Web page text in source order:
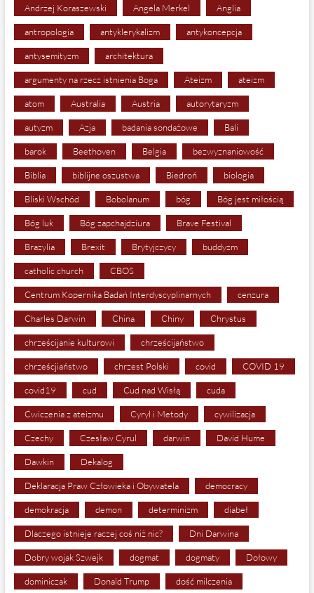
Andrzej Koraszewski Angela Merkel Anglia
antropologia antyklerykalizm antykoncepcja
antysemityzm architektura
argumenty na rzecz istnienia Boga Ateizm ateizm
atom Australia Austria autorytaryzm
autyzm Azja badania sondażowe Bali
barok Beethoven Belgia bezwyznaniowość
Biblia biblijne oszustwa Biedroń biologia
Bliski Wschód Bobolanum bóg Bóg jest miłością
Bóg luk Bóg zapchajdziura Brave Festival
Brazylia Brexit Brytyjczycy buddyzm
catholic church CBOS
Centrum Kopernika Badań Interdyscyplinarnych cenzura
Charles Darwin China Chiny Chrystus
chrześcijanie kulturowi chrześcijaństwo
chrześcjiaństwo chrzest Polski covid COVID 19
covid19 cud Cud nad Wisłą cuda
Ćwiczenia z ateizmu Cyryl i Metody cywilizacja
Czechy Czesław Cyrul darwin David Hume
Dawkin Dekalog
Deklaracja Praw Człowieka i Obywatela democracy
demokracja demon determinizm diabeł
Dlaczego istnieje raczej coś niż nic? Dni Darwina
Dobry wojak Szwejk dogmat dogmaty Dołowy
dominiczak Donald Trump dość milczenia